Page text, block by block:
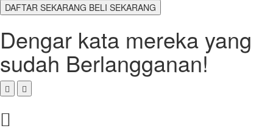
DAFTAR SEKARANG BELI SEKARANG
Dengar kata mereka yang
sudah Berlangganan!